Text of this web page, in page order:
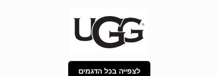
לצפייה בכל הדגמים